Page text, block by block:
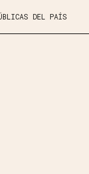
DEL PAÍS